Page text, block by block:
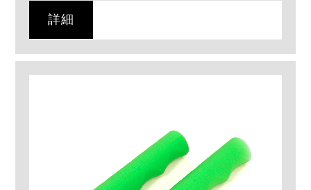
詳細